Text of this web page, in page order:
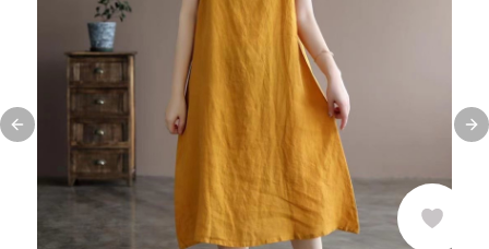
Previous slide